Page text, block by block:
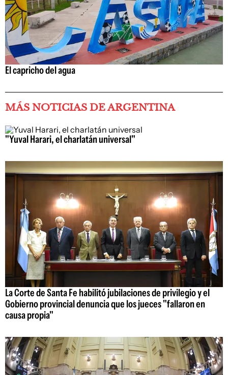
El capricho del agua
MÁS NOTICIAS DE ARGENTINA
"Yuval Harari, el charlatán universal"
La Corte de Santa Fe habilitó jubilaciones de privilegio y el
Gobierno provincial denuncia que los jueces "fallaron en
causa propia"